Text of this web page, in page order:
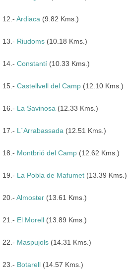
12.- Ardiaca (9.82 Kms.)
13.- Riudoms (10.18 Kms.)
14.- Constantí (10.33 Kms.)
15.- Castellvell del Camp (12.10 Kms.)
16.- La Savinosa (12.33 Kms.)
17.- L´Arrabassada (12.51 Kms.)
18.- Montbrió del Camp (12.62 Kms.)
19.- La Pobla de Mafumet (13.39 Kms.)
20.- Almoster (13.61 Kms.)
21.- El Morell (13.89 Kms.)
22.- Maspujols (14.31 Kms.)
23.- Botarell (14.57 Kms.)